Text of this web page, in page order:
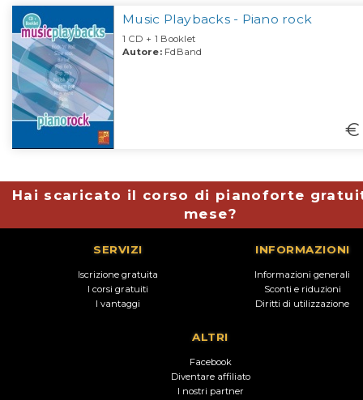
Music Playbacks - Piano rock
1 CD + 1 Booklet
Autore:FdBand
€
Hai scaricato il corso di pianoforte
mese?
SERVIZI
Iscrizione gratuita
I corsi gratuiti
I vantaggi
INFORMAZIONI
Informazioni generali
Sconti e riduzioni
Diritti di utilizzazione
ALTRI
Facebook
Diventare affiliato
I nostri partner